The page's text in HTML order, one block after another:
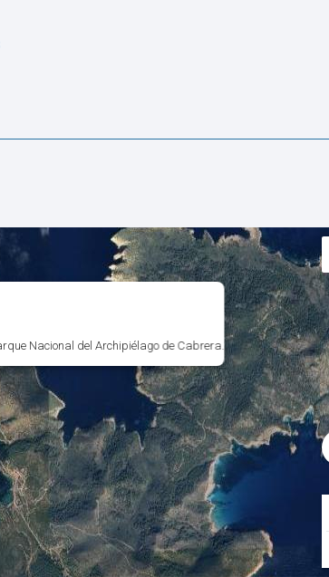
Nacional del Archipiélago de Cabrera.